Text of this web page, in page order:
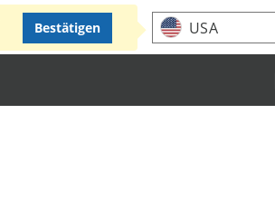
Standort
USA
Bestätigen